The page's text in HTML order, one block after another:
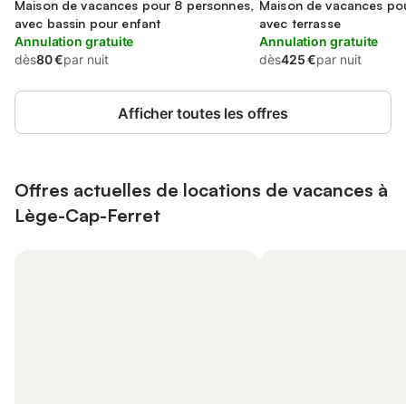
d'Arcachon
Maison de vacances pour 8 personnes,
avec bassin pour enfant
Annulation gratuite
dès80 €par nuit
d'Arcachon
Maison de vacances
avec terrasse
Annulation gratuite
dès425 €par nuit
Afficher toutes les offres
Offres actuelles de locations de vacances à
Lège-Cap-Ferret